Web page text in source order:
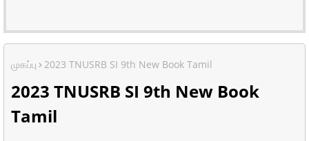
முகப்பு 2023 TNUSRB SI 9th New Book Tamil
2023 TNUSRB SI 9th New Book
Tamil